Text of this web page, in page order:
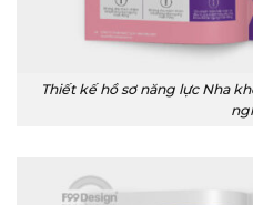
Thiết kế hồ sơ năng lực Nha